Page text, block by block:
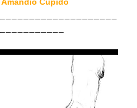
Amândio Cupido